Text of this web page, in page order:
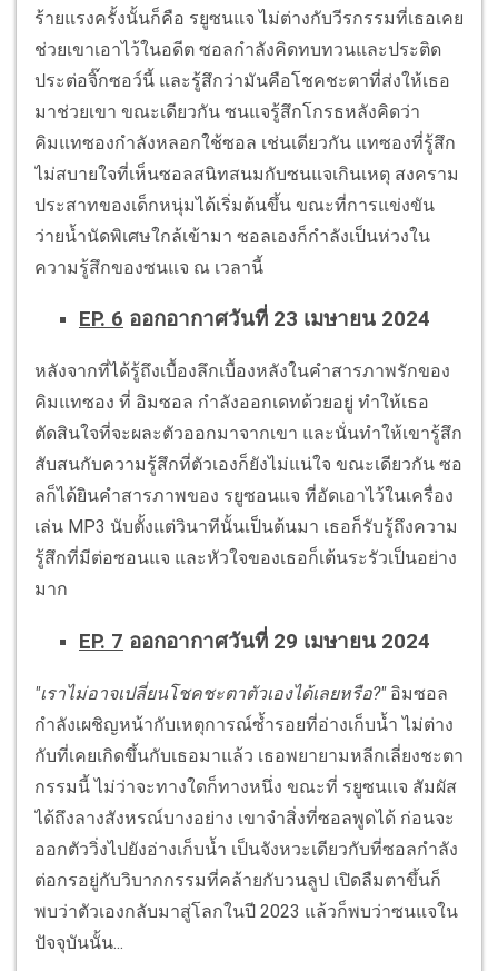
ร้ายแรงครั้งนั้นก็คือ รยูซนแจ ไม่ต่างกับวีรกรรมที่เธอเคย
ช่วยเขาเอาไว้ในอดีต ซอลกำลังคิดทบทวนและประติด
ประต่อจิ๊กซอว์นี้ และรู้สึกว่ามันคือโชคชะตาที่ส่งให้เธอ
มาช่วยเขา ขณะเดียวกัน ซนแจรู้สึกโกรธหลังคิดว่า
คิมแทซองกำลังหลอกใช้ซอล เช่นเดียวกัน แทซองที่รู้สึก
ไม่สบายใจที่เห็นซอลสนิทสนมกับซนแจเกินเหตุ สงคราม
ประสาทของเด็กหนุ่มได้เริ่มต้นขึ้น ขณะที่การแข่งขัน
ว่ายน้ำนัดพิเศษใกล้เข้ามา ซอลเองก็กำลังเป็นห่วงใน
ความรู้สึกของซนแจ ณ เวลานี้
EP. 6 ออกอากาศวันที่ 23 เมษายน 2024
หลังจากที่ได้รู้ถึงเบื้องลึกเบื้องหลังในคำสารภาพรักของ
คิมแทซอง ที่ อิมซอล กำลังออกเดทด้วยอยู่ ทำให้เธอ
ตัดสินใจที่จะผละตัวออกมาจากเขา และนั่นทำให้เขารู้สึก
สับสนกับความรู้สึกที่ตัวเองก็ยังไม่แน่ใจ ขณะเดียวกัน ซอ
ลก็ได้ยินคำสารภาพของ รยูซอนแจ ที่อัดเอาไว้ในเครื่อง
เล่น MP3 นับตั้งแต่วินาทีนั้นเป็นต้นมา เธอก็รับรู้ถึงความ
รู้สึกที่มีต่อซอนแจ และหัวใจของเธอก็เต้นระรัวเป็นอย่าง
มาก
EP. 7 ออกอากาศวันที่ 29 เมษายน 2024
"เราไม่อาจเปลี่ยนโชคชะตาตัวเองได้เลยหรือ?"อิมซอล
กำลังเผชิญหน้ากับเหตุการณ์ซ้ำรอยที่อ่างเก็บน้ำ ไม่ต่าง
กับที่เคยเกิดขึ้นกับเธอมาแล้ว เธอพยายามหลีกเลี่ยงชะตา
กรรมนี้ ไม่ว่าจะทางใดก็ทางหนึ่ง ขณะที่ รยูซนแจ สัมผัส
ได้ถึงลางสังหรณ์บางอย่าง เขาจำสิ่งที่ซอลพูดได้ ก่อนจะ
ออกตัววิ่งไปยังอ่างเก็บน้ำ เป็นจังหวะเดียวกับที่ซอลกำลัง
ต่อกรอยู่กับวิบากกรรมที่คล้ายกับวนลูป เปิดลืมตาขึ้นก็
พบว่าตัวเองกลับมาสู่โลกในปี 2023 แล้วก็พบว่าซนแจใน
ปัจจุบันนั้น...